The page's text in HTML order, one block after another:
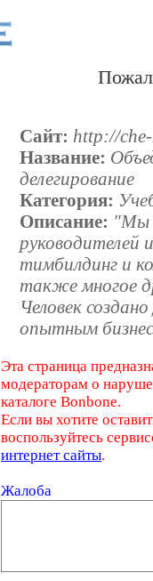
Сайт: http://
Название:
делегирование
Категория:
Описание: "Мы
руководителей
тимбилдинг и
также многое
Человек
опытным
Эта страница
модераторам о
каталоге Bonbone.
Если вы хотите
воспользуйтесь
интернет сайты.
Жалоба